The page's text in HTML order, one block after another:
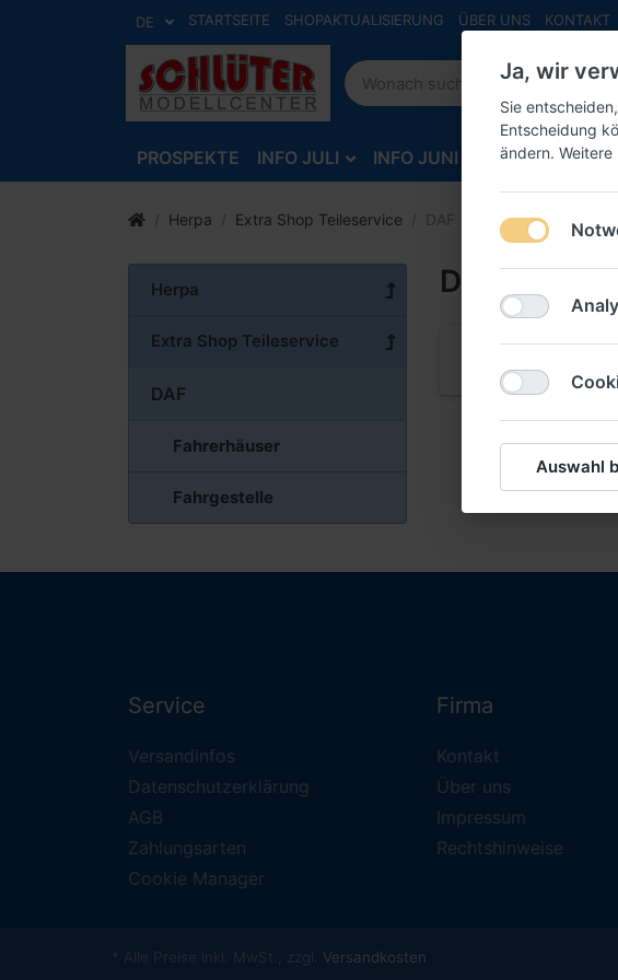
DE STARTSEITE SHOPAKTUALISIERUNG ÜBER UNS KONTAKT
PROSPEKTE INFO JULI INFO JUNI INFO MAI
Herpa Extra Shop Teileservice DAF
Herpa
Extra Shop Teileservice
DAF
Fahrerhäuser
Fahrgestelle
DAF
Fahrerhäuser
Service
Versandinfos
Datenschutzerklärung
AGB
Zahlungsarten
Cookie Manager
Firma
Kontakt
Über uns
Impressum
Rechtshinweise
* Alle Preise inkl. MwSt., zzgl. Versandkosten
Ja, wir
Sie
Entscheidung
ändern.
Auswahl